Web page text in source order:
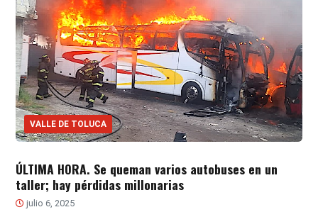
VALLE DE TOLUCA
ÚLTIMA HORA. Se queman varios autobuses en un
taller; hay pérdidas millonarias
julio 6, 2025